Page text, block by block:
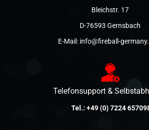
Bleichstr. 17
D-76593 Gernsbach
E-Mail: info@fireball-
Telefonsupport &
Tel.: +49 (0) 7224